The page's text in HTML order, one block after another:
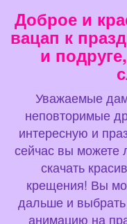
Доброе и
вацап к
и
Уважаемые
неповторимые
интересную и
сейчас вы можете
скачать
крещения! Вы
дальше и
анимацию на